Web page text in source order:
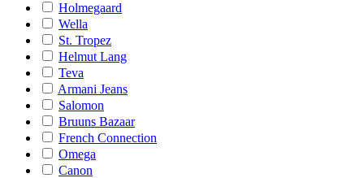
Holmegaard
Wella
St. Tropez
Helmut Lang
Teva
Armani Jeans
Salomon
Bruuns Bazaar
French Connection
Omega
Canon